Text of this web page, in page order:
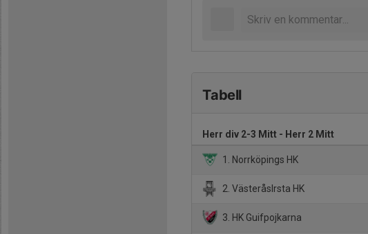
Tabell
Herr div 2-3 Mitt - Herr 2 Mitt
1. Norrköpings HK
2. VästeråsIrsta HK
3. HK Guifpojkarna